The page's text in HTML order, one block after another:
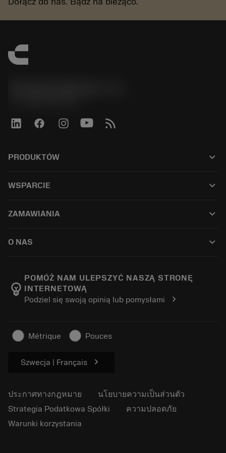
PRODUKTÓW keyboard_arrow_down
ซอฟต์แวร์ทั้งหมด
WSPARCIE keyboard_arrow_down
ผู้จัดจำหน่ายและผู้เชี่ยวชาญ
ZAMAWIANIA keyboard_arrow_down
สั่งซื้อ
ติดตามคำสั่งซื้อของคุณ
ทำใบเสนอราคา
O NAS keyboard_arrow_down
Manufacturing Wellness
อาชีพ
ธุรกิจที่ยั่งยืน
สำหรับสื่อมวลชน
emoji_objects
POMÓŻ NAM ULEPSZYĆ NASZĄ STRONĘ
INTERNETOWĄ
Podziel się swoją opinią lub pomysłami
chevron_right
Métrique Pouces
Szwecja | Français chevron_right
ประกาศทางกฎหมาย
นโยบายความเป็นส่วนตัว
Strategia Podatkowa Spółki
ความปลอดภัย
Warunki korzystania